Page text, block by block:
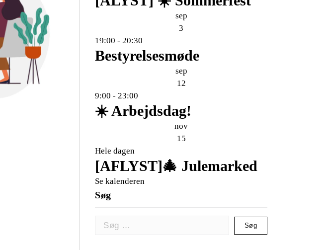
sep
3
19:00 -20:30
Bestyrelsesmøde
sep
12
9:00 -23:00
☀️ Arbejdsdag!
nov
15
Hele dagen
[AFLYST]🎄 Julemarked
Se kalenderen
Søg
Søg